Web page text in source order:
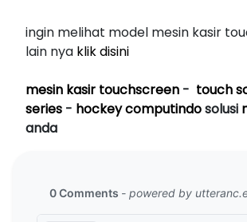
ingin melihat model mesin kasir
lain nya klik disini
mesin kasir touchscreen - touch
series - hockey computindosolusi
anda